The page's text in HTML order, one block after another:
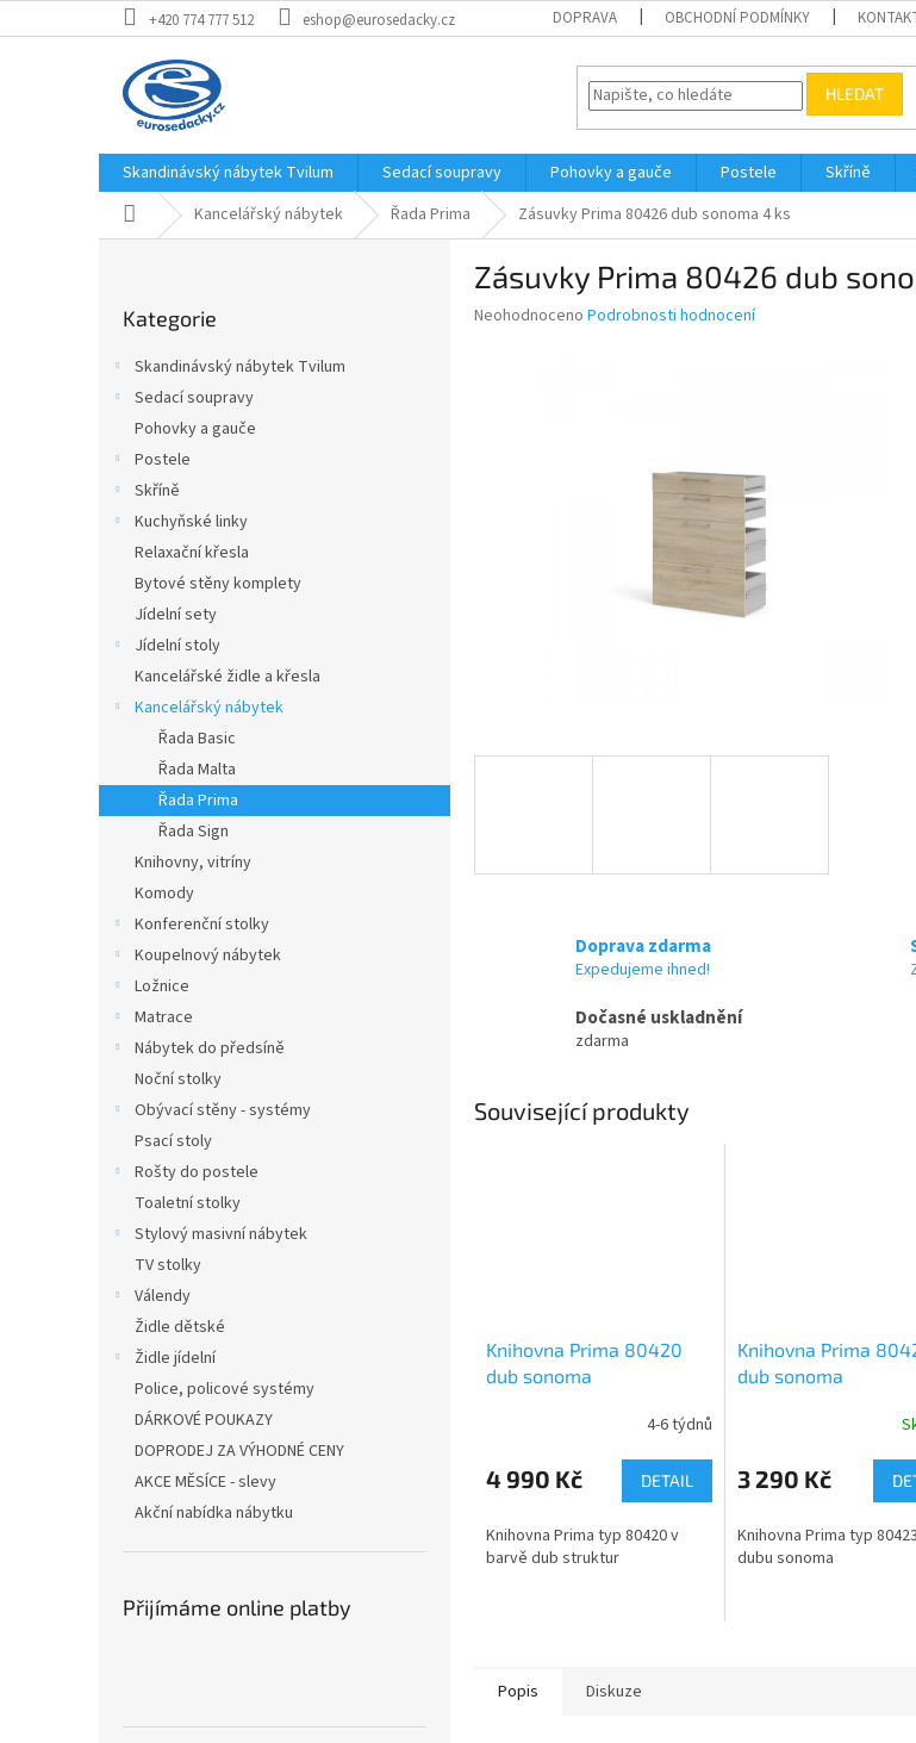
na
+420 774 777 512 eshop@eurosedacky.cz DOPRAVA OBCHODNÍ PODMÍNKY
HLEDAT
Skandinávský nábytek Tvilum Sedací soupravy Pohovky a gauče Postele Skříně
Domů Kancelářský nábytek Řada Prima Zásuvky Prima 80426 dub sonoma 4 ks
kategorie
Kategorie
Skandinávský nábytek Tvilum
Sedací soupravy
Pohovky a gauče
Postele
Skříně
Kuchyňské linky
Relaxační křesla
Bytové stěny komplety
Jídelní sety
Jídelní stoly
Kancelářské židle a křesla
Kancelářský nábytek
Řada Basic
Řada Malta
Řada Prima
Řada Sign
Knihovny, vitríny
Komody
Konferenční stolky
Koupelnový nábytek
Ložnice
Matrace
Nábytek do předsíně
Noční stolky
Obývací stěny - systémy
Psací stoly
Rošty do postele
Toaletní stolky
Stylový masivní nábytek
TV stolky
Válendy
Židle dětské
Židle jídelní
Police, policové systémy
DÁRKOVÉ POUKAZY
DOPRODEJ ZA VÝHODNÉ CENY
AKCE MĚSÍCE - slevy
Akční nabídka nábytku
Přijímáme online platby
Zásuvky Prima 80426 dub
Průměrné
Neohodnoceno Podrobnosti hodnocení
Doprava zdarma
Expedujeme ihned!
Dočasné uskladnění
zdarma
Související produkty
Knihovna Prima 80420
dub sonoma
4-6 týdnů
4 990 Kč DETAIL
Knihovna Prima typ 80420 v
barvě dub struktur
Knihovna Prima
dub sonoma
3 290 Kč
Knihovna Prima typ
dubu sonoma
Popis Diskuze